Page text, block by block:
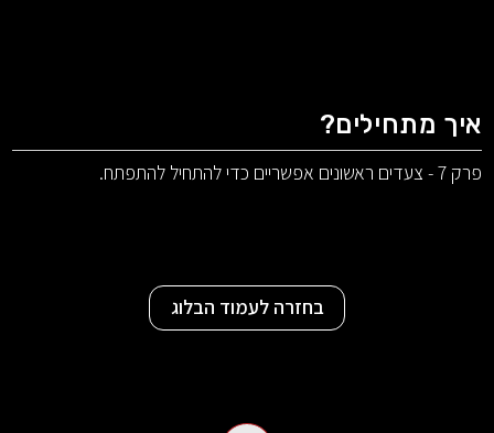
איך מתחילים?
פרק 7 - צעדים ראשונים אפשריים כדי להתחיל להתפתח.
בחזרה לעמוד הבלוג